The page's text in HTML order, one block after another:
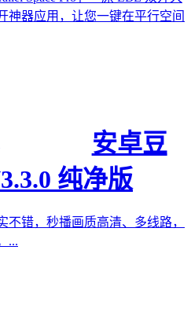
神器应用，让您一键在平行空间
安卓豆
纯净版
错，秒播画质高清、多线路，
...